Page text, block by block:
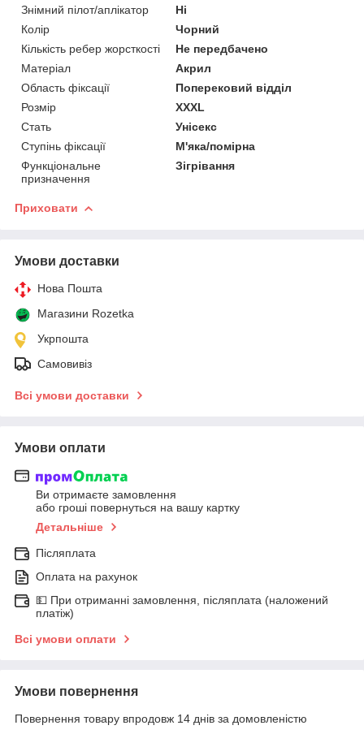
Знімний пілот/аплікатор
Ні
Колір
Чорний
Кількість ребер жорсткості
Не передбачено
Матеріал
Акрил
Область фіксації
Поперековий відділ
Розмір
XXXL
Стать
Унісекс
Ступінь фіксації
М'яка/помірна
Функціональне
призначення
Зігрівання
Приховати
Умови доставки
Нова Пошта
Магазини Rozetka
Укрпошта
Самовивіз
Всі умови доставки
Умови оплати
Ви отримаєте замовлення
або гроші повернуться на вашу картку
Детальніше
Післяплата
Оплата на рахунок
💵 При отриманні замовлення, післяплата (наложений
платіж)
Всі умови оплати
Умови повернення
Повернення товару впродовж 14 днів за домовленістю